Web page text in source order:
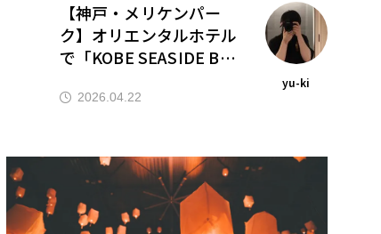
【神戸・メリケンパー
ク】オリエンタルホテル
で「KOBE SEASIDE BE
開催｜5月〜9月・ブッ
yu-ki
2026.04.22